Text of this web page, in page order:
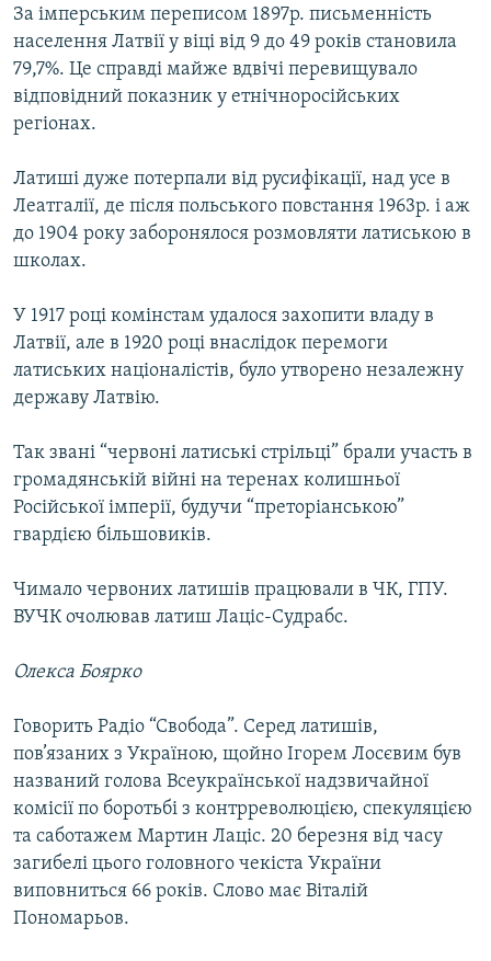
За імперським переписом 1897р. письменність
населення Латвії у віці від 9 до 49 років становила
79,7%. Це справді майже вдвічі перевищувало
відповідний показник у етнічноросійських
регіонах.
Латиші дуже потерпали від русифікації, над усе в
Леатгалії, де після польського повстання 1963р. і аж
до 1904 року заборонялося розмовляти латиською в
школах.
У 1917 році комінстам удалося захопити владу в
Латвії, але в 1920 році внаслідок перемоги
латиських націоналістів, було утворено незалежну
державу Латвію.
Так звані “червоні латиські стрільці” брали участь в
громадянській війні на теренах колишньої
Російської імперії, будучи “преторіанською”
гвардією більшовиків.
Чимало червоних латишів працювали в ЧК, ГПУ.
ВУЧК очолював латиш Лаціс-Судрабс.
Олекса Боярко
Говорить Радіо “Свобода”. Серед латишів,
пов’язаних з Україною, щойно Ігорем Лосєвим був
названий голова Всеукраїнської надзвичайної
комісії по боротьбі з контрреволюцією, спекуляцією
та саботажем Мартин Лаціс. 20 березня від часу
загибелі цього головного чекіста України
виповниться 66 років. Слово має Віталій
Пономарьов.